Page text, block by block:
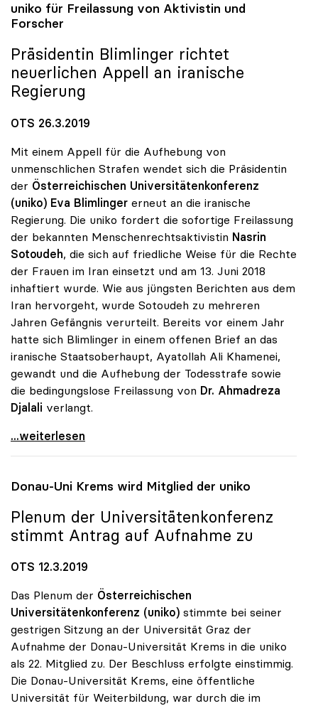
uniko für Freilassung von Aktivistin und
Forscher
Präsidentin Blimlinger richtet
neuerlichen Appell an iranische
Regierung
OTS 26.3.2019
Mit einem Appell für die Aufhebung von
unmenschlichen Strafen wendet sich die Präsidentin
der Österreichischen Universitätenkonferenz
(uniko) Eva Blimlinger erneut an die iranische
Regierung. Die uniko fordert die sofortige Freilassung
der bekannten Menschenrechtsaktivistin Nasrin
Sotoudeh, die sich auf friedliche Weise für die Rechte
der Frauen im Iran einsetzt und am 13. Juni 2018
inhaftiert wurde. Wie aus jüngsten Berichten aus dem
Iran hervorgeht, wurde Sotoudeh zu mehreren
Jahren Gefängnis verurteilt. Bereits vor einem Jahr
hatte sich Blimlinger in einem offenen Brief an das
iranische Staatsoberhaupt, Ayatollah Ali Khamenei,
gewandt und die Aufhebung der Todesstrafe sowie
die bedingungslose Freilassung von Dr. Ahmadreza
Djalali verlangt.
uniko für Freilassung von Aktivistin und Forscher
...weiterlesen
Donau-Uni Krems wird Mitglied der uniko
Plenum der Universitätenkonferenz
stimmt Antrag auf Aufnahme zu
OTS 12.3.2019
Das Plenum der Österreichischen
Universitätenkonferenz (uniko) stimmte bei seiner
gestrigen Sitzung an der Universität Graz der
Aufnahme der Donau-Universität Krems in die uniko
als 22. Mitglied zu. Der Beschluss erfolgte einstimmig.
Die Donau-Universität Krems, eine öffentliche
Universität für Weiterbildung, war durch die im